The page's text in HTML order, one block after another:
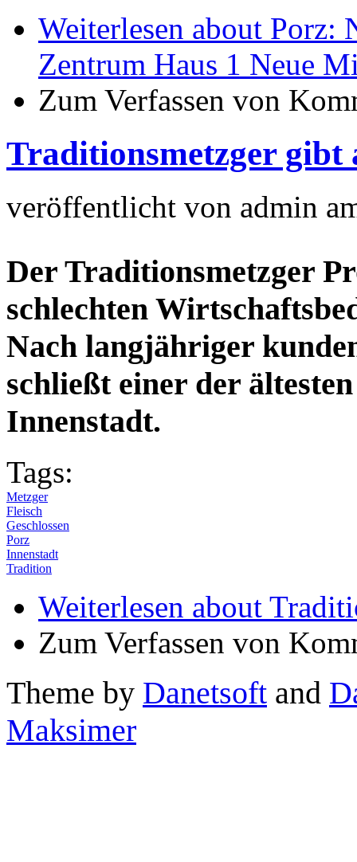
Weiterlesen about Porz:
Zentrum Haus 1 Neue
Zum Verfassen von
Traditionsmetzger gibt
veröffentlicht von admin
Der Traditionsmetzger
schlechten
Nach langjähriger
schließt einer der
Innenstadt.
Tags:
Metzger
Fleisch
Geschlossen
Porz
Innenstadt
Tradition
Weiterlesen about
Zum Verfassen von
Theme by Danetsoft and
Maksimer